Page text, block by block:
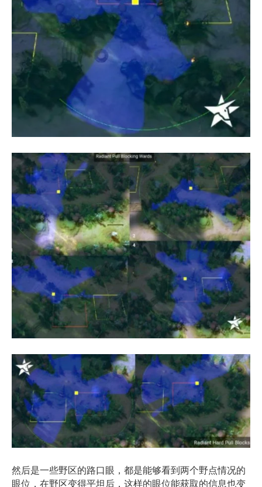
然后是一些野区的路口眼，都是能够看到两个野点情况的
眼位，在野区变得平坦后，这样的眼位能获取的信息也变